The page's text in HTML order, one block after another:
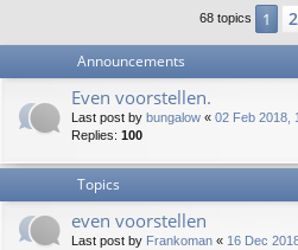
68 topics 1 2
Announcements
Even voorstellen.
Last post by bungalow « 02 Feb 2018,
Replies: 100
Topics
even voorstellen
Last post by Frankoman « 16 Dec